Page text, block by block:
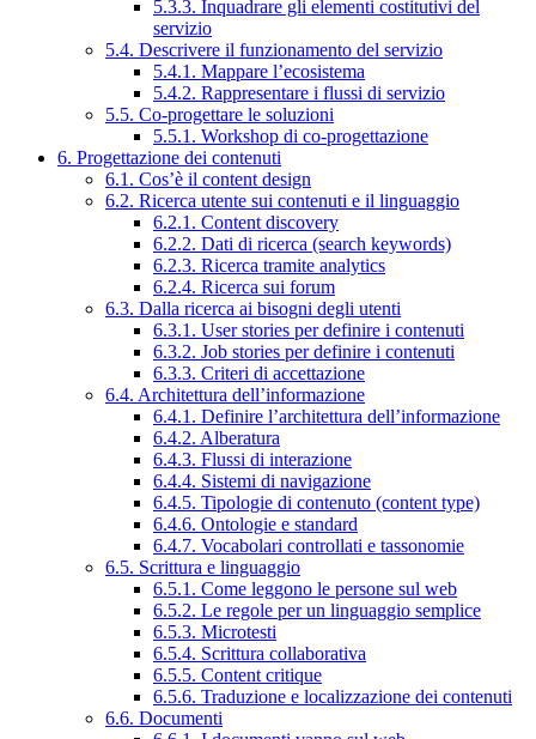
5.3.3. Inquadrare gli elementi costitutivi del
servizio
5.4. Descrivere il funzionamento del servizio
5.4.1. Mappare l’ecosistema
5.4.2. Rappresentare i flussi di servizio
5.5. Co-progettare le soluzioni
5.5.1. Workshop di co-progettazione
6. Progettazione dei contenuti
6.1. Cos’è il content design
6.2. Ricerca utente sui contenuti e il linguaggio
6.2.1. Content discovery
6.2.2. Dati di ricerca (search keywords)
6.2.3. Ricerca tramite analytics
6.2.4. Ricerca sui forum
6.3. Dalla ricerca ai bisogni degli utenti
6.3.1. User stories per definire i contenuti
6.3.2. Job stories per definire i contenuti
6.3.3. Criteri di accettazione
6.4. Architettura dell’informazione
6.4.1. Definire l’architettura dell’informazione
6.4.2. Alberatura
6.4.3. Flussi di interazione
6.4.4. Sistemi di navigazione
6.4.5. Tipologie di contenuto (content type)
6.4.6. Ontologie e standard
6.4.7. Vocabolari controllati e tassonomie
6.5. Scrittura e linguaggio
6.5.1. Come leggono le persone sul web
6.5.2. Le regole per un linguaggio semplice
6.5.3. Microtesti
6.5.4. Scrittura collaborativa
6.5.5. Content critique
6.5.6. Traduzione e localizzazione dei contenuti
6.6. Documenti